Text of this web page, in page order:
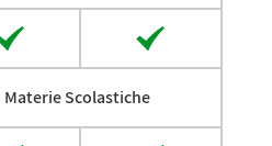
Scolastiche